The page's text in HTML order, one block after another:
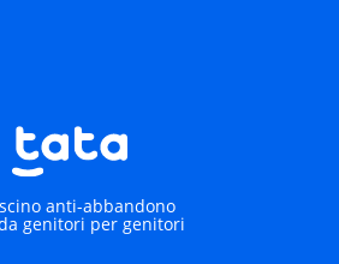
anti-abbandono
genitori per genitori